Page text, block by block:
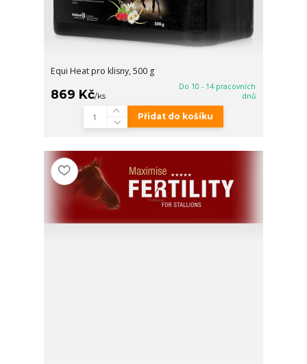
Equi Heat pro klisny, 500 g
869 Kč/ks
Do 10 - 14 pracovních
dnů
Přidat do košíku